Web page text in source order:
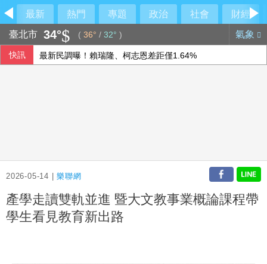
最新 熱門 專題 政治 社會
財經
臺北市 34° ( 36° / 32° ) 氣象
快訊 最新民調曝！賴瑞隆、柯志恩差距僅1.64%
2026-05-14 |樂聯網
產學走讀雙軌並進 暨大文教事業概論課程帶
學生看見教育新出路